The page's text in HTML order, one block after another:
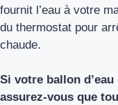
fournit l’eau à votre
du thermostat pour
chaude.
Si votre ballon
assurez-vous que